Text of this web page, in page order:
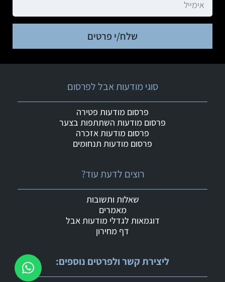
שלח/י פרטים
ליצירת קשר ולפרטים נוספים:
רוצים לדעת עוד?
שאלות ותשובות
מאמרים
דוגמאות לגדלי מודעות אבל
דף מחירון
סוגי מודעות אבל לפרסום
פרסום מודעות פטירה
פרסום מודעות השתתפות בצער
פרסום מודעות אזכרה
פרסום מודעות תנחומים